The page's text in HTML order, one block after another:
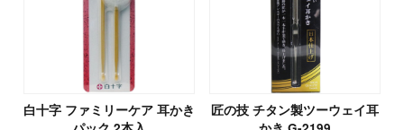
白十字 ファミリーケア 耳かき
匠の技 チタン製ツーウェイ耳